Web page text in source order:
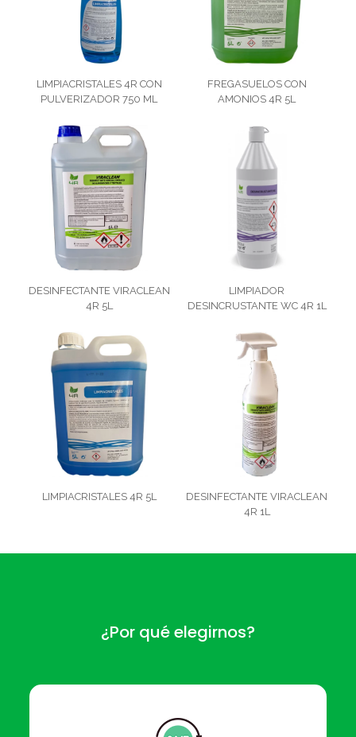
LIMPIACRISTALES 4R CON
PULVERIZADOR 750 ML
FREGASUELOS CON
AMONIOS 4R 5L
DESINFECTANTE VIRACLEAN
4R 5L
LIMPIADOR
DESINCRUSTANTE WC 4R 1L
LIMPIACRISTALES 4R 5L
DESINFECTANTE VIRACLEAN
4R 1L
¿Por qué elegirnos?